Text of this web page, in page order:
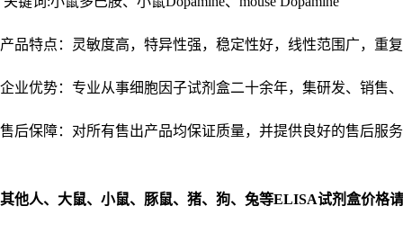
产品特点：灵敏度高，特异性强，稳定性好，线性范围广，重
企业优势：专业从事细胞因子试剂盒二十余年，集研发、销售
售后保障：对所有售出产品均保证质量，并提供良好的售后服
其他人、大鼠、小鼠、豚鼠、猪、狗、兔等ELISA试剂盒价格